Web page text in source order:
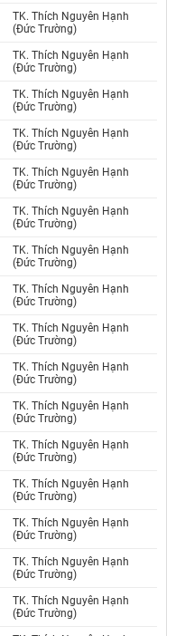
TK. Thích Nguyên Hạnh
(Đức Trường)
TK. Thích Nguyên Hạnh
(Đức Trường)
TK. Thích Nguyên Hạnh
(Đức Trường)
TK. Thích Nguyên Hạnh
(Đức Trường)
TK. Thích Nguyên Hạnh
(Đức Trường)
TK. Thích Nguyên Hạnh
(Đức Trường)
TK. Thích Nguyên Hạnh
(Đức Trường)
TK. Thích Nguyên Hạnh
(Đức Trường)
TK. Thích Nguyên Hạnh
(Đức Trường)
TK. Thích Nguyên Hạnh
(Đức Trường)
TK. Thích Nguyên Hạnh
(Đức Trường)
TK. Thích Nguyên Hạnh
(Đức Trường)
TK. Thích Nguyên Hạnh
(Đức Trường)
TK. Thích Nguyên Hạnh
(Đức Trường)
TK. Thích Nguyên Hạnh
(Đức Trường)
TK. Thích Nguyên Hạnh
(Đức Trường)